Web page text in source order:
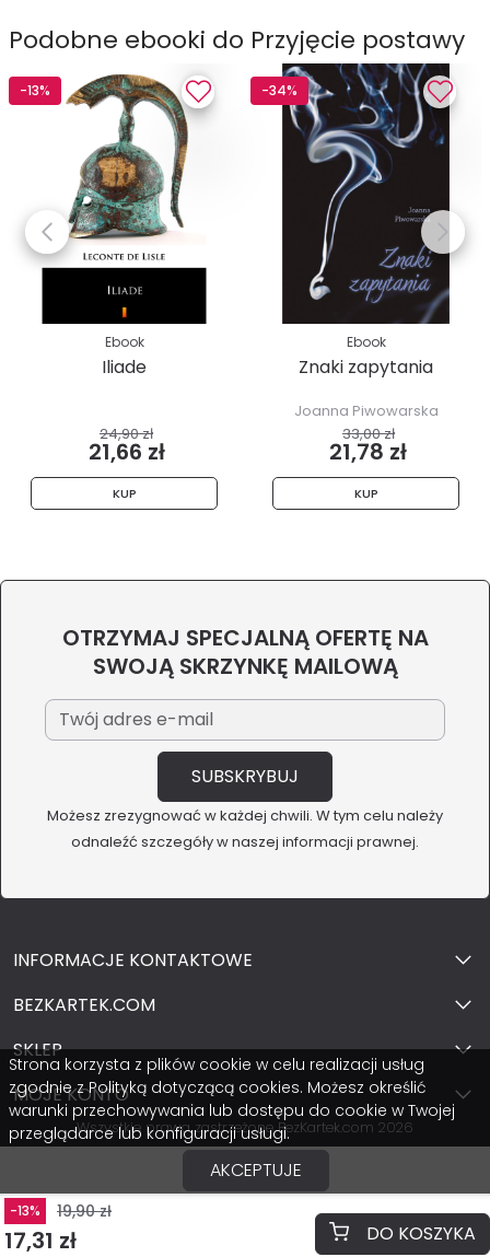
-13% 19,90 zł
17,31 zł DO KOSZYKA
Podobne ebooki do Przyjęcie postawy
-13%
Ebook
Iliade
24,90 zł
21,66 zł
KUP
-34%
Ebook
Znaki zapytania
Joanna Piwowarska
33,00 zł
21,78 zł
KUP
OTRZYMAJ SPECJALNĄ OFERTĘ NA
SWOJĄ SKRZYNKĘ MAILOWĄ
Możesz zrezygnować w każdej chwili. W tym celu należy
odnaleźć szczegóły w naszej informacji prawnej.
INFORMACJE KONTAKTOWE
BEZKARTEK.COM
SKLEP
MOJE KONTO
Wszystkie prawa zastrzeżone BezKartek.com 2026
Strona korzysta z plików cookie w celu realizacji usług
zgodnie z Polityką dotyczącą cookies. Możesz określić
warunki przechowywania lub dostępu do cookie w Twojej
przeglądarce lub konfiguracji usługi.
AKCEPTUJE